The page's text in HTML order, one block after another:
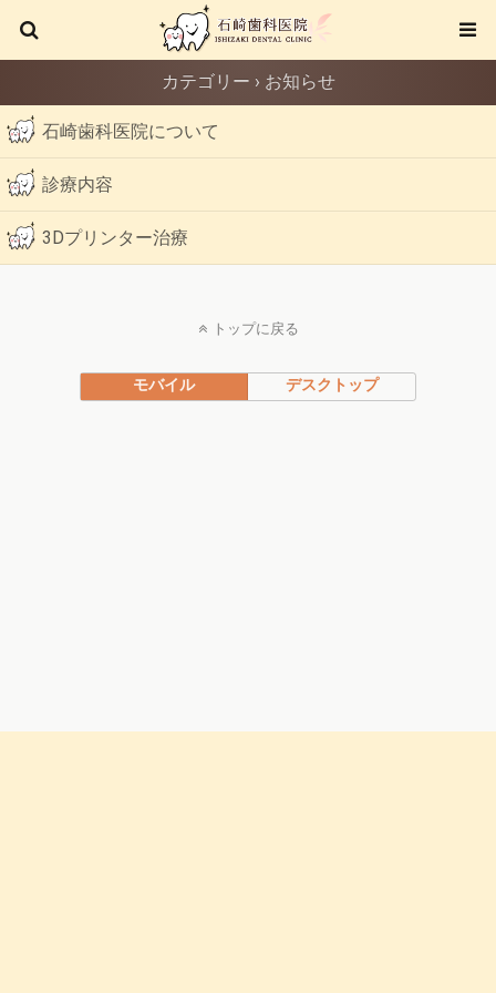
カテゴリー › お知らせ
石崎歯科医院について
診療内容
3Dプリンター治療
トップに戻る
モバイル デスクトップ